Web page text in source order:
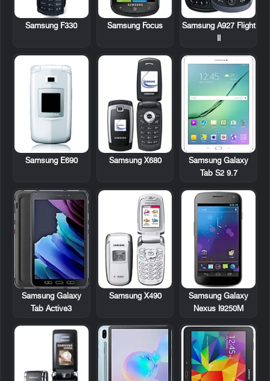
Samsung A927 Flight
II
Samsung Focus
Samsung F330
Samsung Galaxy
Tab S2 9.7
Samsung X680
Samsung E690
Samsung Galaxy
Nexus I9250M
Samsung X490
Samsung Galaxy
Tab Active3